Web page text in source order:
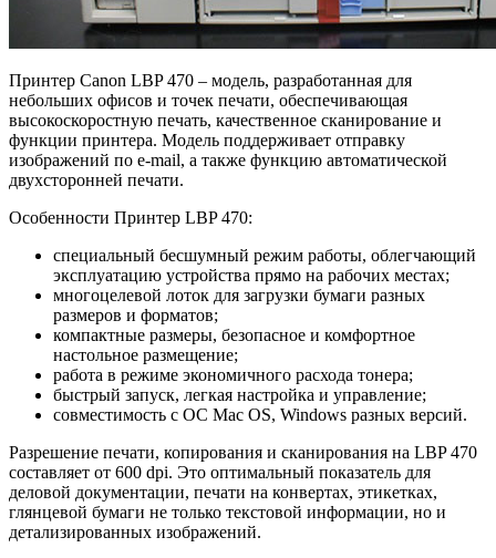
Принтер Canon LBP 470 – модель, разработанная для
небольших офисов и точек печати, обеспечивающая
высокоскоростную печать, качественное сканирование и
функции принтера. Модель поддерживает отправку
изображений по e-mail, а также функцию автоматической
двухсторонней печати.
Особенности Принтер LBP 470:
специальный бесшумный режим работы, облегчающий
эксплуатацию устройства прямо на рабочих местах;
многоцелевой лоток для загрузки бумаги разных
размеров и форматов;
компактные размеры, безопасное и комфортное
настольное размещение;
работа в режиме экономичного расхода тонера;
быстрый запуск, легкая настройка и управление;
совместимость с ОС Mac OS, Windows разных версий.
Разрешение печати, копирования и сканирования на LBP 470
составляет от 600 dpi. Это оптимальный показатель для
деловой документации, печати на конвертах, этикетках,
глянцевой бумаги не только текстовой информации, но и
детализированных изображений.